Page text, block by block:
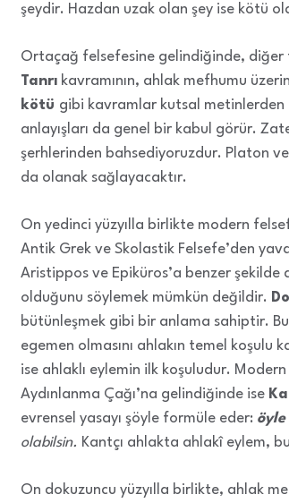
şeydir. Hazdan uzak olan şey ise kötü
Ortaçağ felsefesine gelindiğinde,
Tanrı kavramının, ahlak mefhumu
kötü gibi kavramlar kutsal metinlerden
anlayışları da genel bir kabul görür.
şerhlerinden bahsediyoruzdur. Platon
da olanak sağlayacaktır.
On yedinci yüzyılla birlikte modern
Antik Grek ve Skolastik Felsefe’den
Aristippos ve Epiküros’a benzer şekilde
olduğunu söylemek mümkün değildir.
bütünleşmek gibi bir anlama sahiptir.
egemen olmasını ahlakın temel koşulu
ise ahlaklı eylemin ilk koşuludur.
Aydınlanma Çağı’na gelindiğinde ise
evrensel yasayı şöyle formüle eder:
olabilsin. Kantçı ahlakta ahlakî eylem,
On dokuzuncu yüzyılla birlikte, ahlak